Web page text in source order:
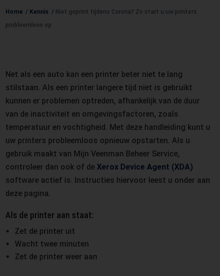
Home / Kennis / Niet geprint tijdens Corona? Zo start u uw printers
probleemloos op
Net als een auto kan een printer beter niet te lang
stilstaan. Als een printer langere tijd niet is gebruikt
kunnen er problemen optreden, afhankelijk van de duur
van de inactiviteit en omgevingsfactoren, zoals
temperatuur en vochtigheid. Met deze handleiding kunt u
uw printers probleemloos opnieuw opstarten. Als u
gebruik maakt van Mijn Veenman Beheer Service,
controleer dan ook of deXerox Device Agent (XDA)
software actief is. Instructies hiervoor leest u onder aan
deze pagina.
Als de printer aan staat:
Zet de printer uit
Wacht twee minuten
Zet de printer weer aan